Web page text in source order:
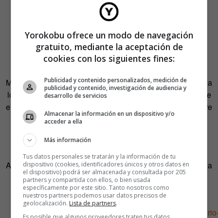
Mientras el agente Cooper está en la sala de espera —cuya
lógica se nos escapa— su doble toma café y donuts y hace
el amor con una desesperada ama de casa. Este salto entre
un universo y otro permite a Lynch eludir engorrosas
cuestiones: ¿Qué comen en la habitación roja? ¿A qué
dedican el tiempo libre sus vecinos?
Atravesar como Alicia un mundo fantástico en busca de una
escapatoria también es una buena excusa para eludir
cuestiones del día a día.
Yorokobu ofrece un modo de navegación
gratuito, mediante la aceptación de
cookies con los siguientes fines:
Publicidad y contenido personalizados, medición de
publicidad y contenido, investigación de audiencia y
desarrollo de servicios
Almacenar la información en un dispositivo y/o
acceder a ella
Más información
Tus datos personales se tratarán y la información de tu
dispositivo (cookies, identificadores únicos y otros datos en
el dispositivo) podrá ser almacenada y consultada por 205
partners y compartida con ellos, o bien usada
específicamente por este sitio. Tanto nosotros como
nuestros partners podemos usar datos precisos de
geolocalización. Lista de partners.